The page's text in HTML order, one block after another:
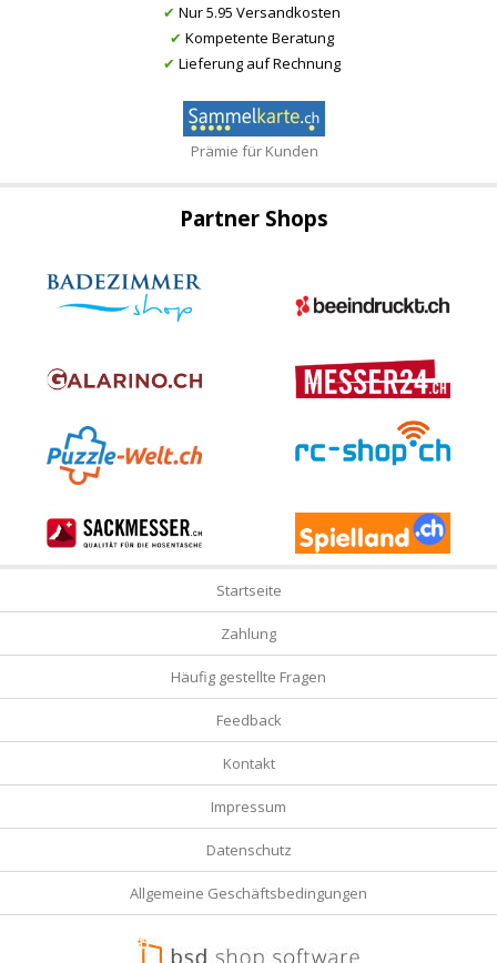
✔ Nur 5.95 Versandkosten
✔ Kompetente Beratung
✔ Lieferung auf Rechnung
Prämie für Kunden
Partner Shops
Startseite
Zahlung
Häufig gestellte Fragen
Feedback
Kontakt
Impressum
Datenschutz
Allgemeine Geschäftsbedingungen